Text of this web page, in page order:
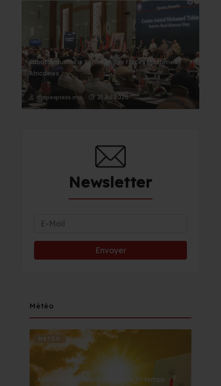
Rabat accueille le Sommet des Forces Maritimes
Africaines
mapexpress.ma 21 Jul 2026
Newsletter
Météo
METÉO
Alerte Météo : Vague de chaleur et temps